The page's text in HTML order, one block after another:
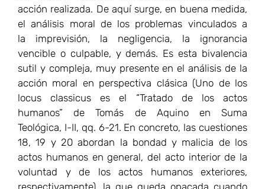
actos humanos en general, del acto interior de la
voluntad y de los actos humanos exteriores,
respectivamente), la que queda opacada cuando
se aborda la acción humana desde la dicotomía
altruismo-egoísmo. La noción de altruismo
patológico viene a poner de manifiesto algo
bastante obvio, a saber, que no toda
acción altruista está de por sí moralmente
justificada.
En este punto, se puede plantear la siguiente
pregunta: ¿acaso el altruismo patológico significa
que podrían existir, por contrapartida, acciones